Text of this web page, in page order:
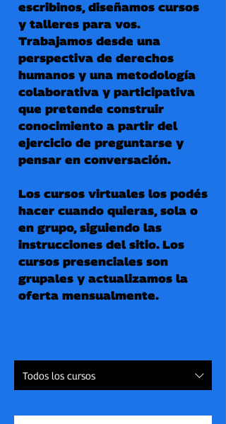
escribinos, diseñamos cursos
y talleres para vos.
Trabajamos desde una
perspectiva de derechos
humanos y una metodología
colaborativa y participativa
que pretende construir
conocimiento a partir del
ejercicio de preguntarse y
pensar en conversación.
Los cursos virtuales los podés
hacer cuando quieras, sola o
en grupo, siguiendo las
instrucciones del sitio. Los
cursos presenciales son
grupales y actualizamos la
oferta mensualmente.
Todos los cursos